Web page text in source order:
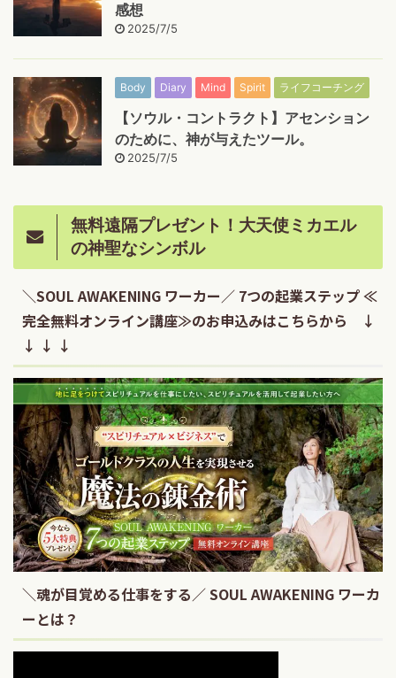
感想
2025/7/5
Body Diary Mind Spirit ライフコーチング
【ソウル・コントラクト】アセンション
のために、神が与えたツール。
2025/7/5
無料遠隔プレゼント！大天使ミカエル
の神聖なシンボル
＼SOUL AWAKENING ワーカー／ 7つの起業ステップ ≪
完全無料オンライン講座≫のお申込みはこちらから ↓
↓ ↓ ↓
＼魂が目覚める仕事をする／ SOUL AWAKENING ワーカ
ーとは？